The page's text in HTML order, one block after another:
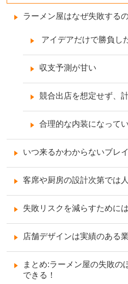
ラーメン屋はなぜ失敗する
アイデアだけで勝負し
収支予測が甘い
競合出店を想定せず、
合理的な内装になって
いつ来るかわからないブレ
客席や厨房の設計次第では
失敗リスクを減らすために
店舗デザインは実績のある
まとめ:ラーメン屋の失敗の
できる！